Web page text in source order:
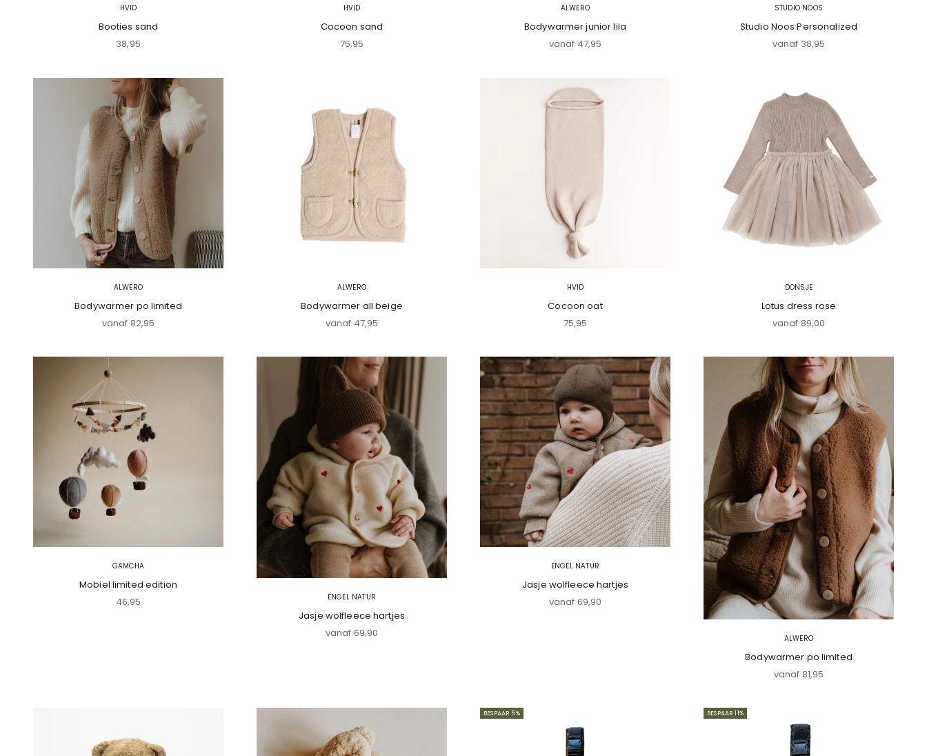
HVID
Booties sand
Aanbiedingsprijs
38,95
HVID
Cocoon sand
Aanbiedingsprijs
75,95
ALWERO
Bodywarmer junior lila
Aanbiedingsprijs
vanaf 47,95
STUDIO NOOS
Studio Noos Personalized
Aanbiedingsprijs
vanaf 38,95
ALWERO
Bodywarmer po limited
Aanbiedingsprijs
vanaf 82,95
ALWERO
Bodywarmer all beige
Aanbiedingsprijs
vanaf 47,95
HVID
Cocoon oat
Aanbiedingsprijs
75,95
DONSJE
Lotus dress rose
Aanbiedingsprijs
vanaf 89,00
GAMCHA
Mobiel limited edition
Aanbiedingsprijs
46,95 ENGEL NATUR
Jasje wolfleece hartjes
Aanbiedingsprijs
vanaf 69,90
ENGEL NATUR
Jasje wolfleece hartjes
Aanbiedingsprijs
vanaf 69,90
ALWERO
Bodywarmer po limited
Aanbiedingsprijs
vanaf 81,95
BESPAAR 5% BESPAAR 11%